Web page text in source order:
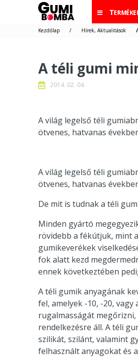
Kezdőlap Hírek, Aktualitások
A téli gumi
2014. 02. 04.
A világ legelső téli
ötvenes, hatvanas
A világ legelső téli
ötvenes, hatvanas
De mit is tudnak a téli
Minden gyártó
rövidebb a fékútjuk, mint
gumikeverékek
fok alatt kezd
ennek következtében
A téli gumik anyagának
fel, amelyek -10, -20,
rugalmasságát
rendelkezésre áll. A téli
szilikát, szilánt, valamint
felhasznált anyagokat és